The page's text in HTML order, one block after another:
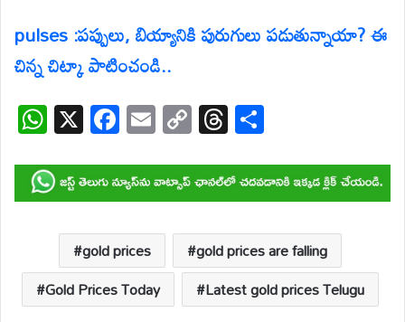
pulses :పప్పులు, బియ్యానికి పురుగులు పడుతున్నాయా? ఈ
చిన్న చిట్కా పాటించండి..
W
h
at
s
A
p
p
X F
ac
e
b
o
o
k
E
m
ail
C
o
p
y
Li
n
k
T
hr
e
a
d
s
ar
e
gold prices
gold prices are falling
Gold Prices Today
Latest gold prices Telugu